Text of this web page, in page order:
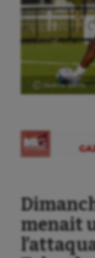
Ⓒ Gazette Sports
menait